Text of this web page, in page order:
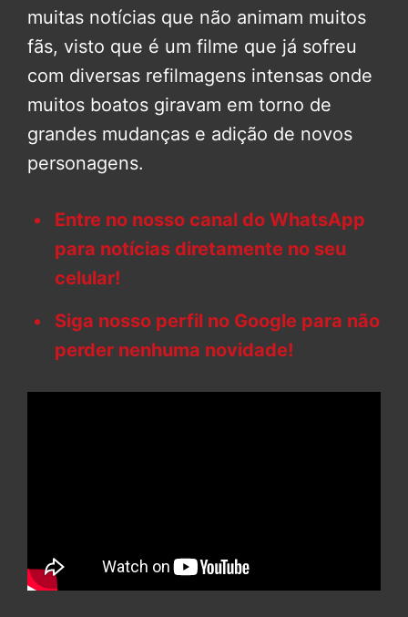
muitas notícias que não animam muitos
fãs, visto que é um filme que já sofreu
com diversas refilmagens intensas onde
muitos boatos giravam em torno de
grandes mudanças e adição de novos
personagens.
Entre no nosso canal do WhatsApp
para notícias diretamente no seu
celular!
Siga nosso perfil no Google para não
perder nenhuma novidade!